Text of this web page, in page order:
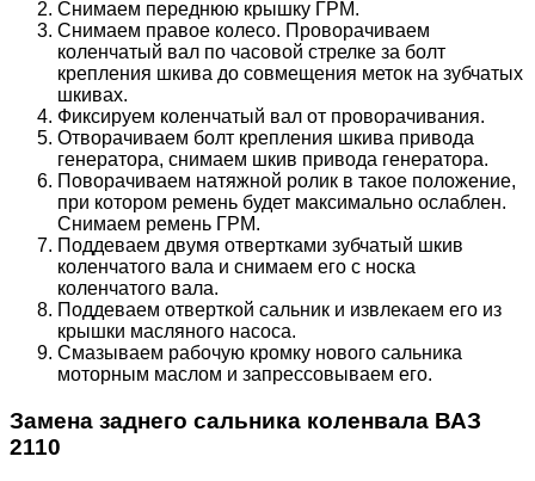
Снимаем переднюю крышку ГРМ.
Снимаем правое колесо. Проворачиваем
коленчатый вал по часовой стрелке за болт
крепления шкива до совмещения меток на зубчатых
шкивах.
Фиксируем коленчатый вал от проворачивания.
Отворачиваем болт крепления шкива привода
генератора, снимаем шкив привода генератора.
Поворачиваем натяжной ролик в такое положение,
при котором ремень будет максимально ослаблен.
Снимаем ремень ГРМ.
Поддеваем двумя отвертками зубчатый шкив
коленчатого вала и снимаем его с носка
коленчатого вала.
Поддеваем отверткой сальник и извлекаем его из
крышки масляного насоса.
Смазываем рабочую кромку нового сальника
моторным маслом и запрессовываем его.
Замена заднего сальника коленвала ВАЗ
2110